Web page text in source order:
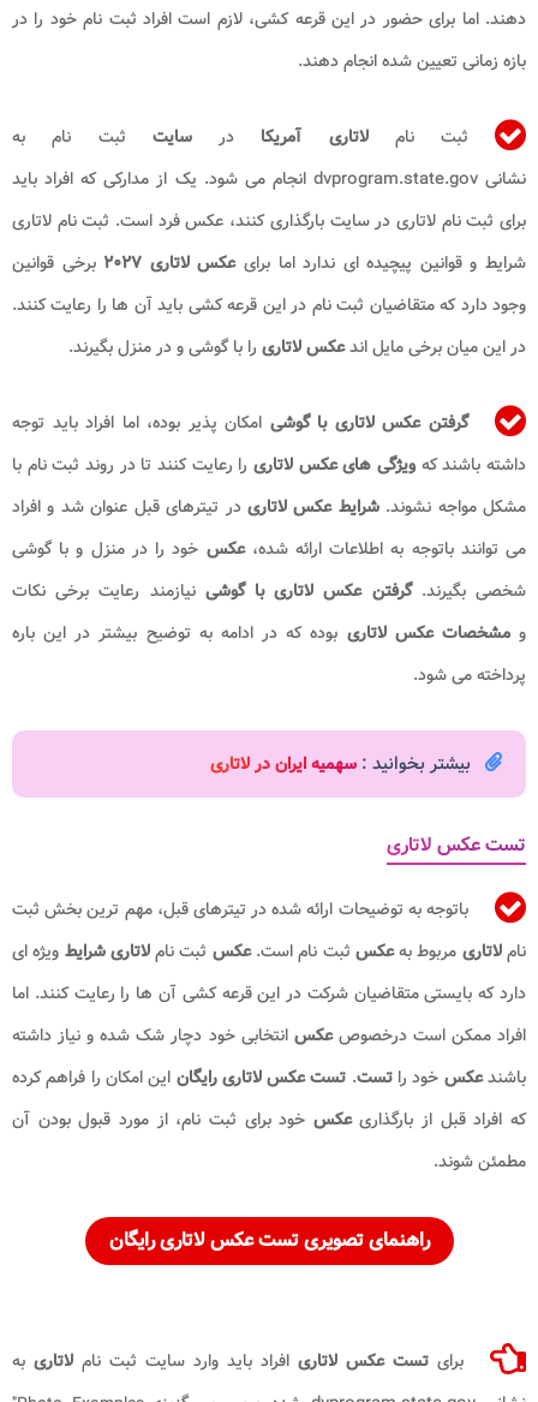
دهند. اما برای حضور در این قرعه کشی، لازم است افراد ثبت نام خود را در
بازه زمانی تعیین شده انجام دهند.
ثبت ناملاتاری آمریکا درسایت ثبت نام به
نشانی dvprogram.state.gov انجام می شود. یک از مدارکی که افراد باید
برای ثبت نام لاتاری در سایت بارگذاری کنند، عکس فرد است. ثبت نام لاتاری
شرایط و قوانین پیچیده ای ندارد اما برایعکس لاتاری ۲۰۲۷
برخی قوانین
وجود دارد که متقاضیان ثبت نام در این قرعه کشی باید آن ها را رعایت کنند.
در این میان برخی مایل اندعکس لاتاری را با گوشی و در منزل بگیرند.
گرفتن عکس لاتاری با گوشی امکان پذیر بوده، اما افراد باید توجه
داشته باشند که ویژگی های عکس لاتاری را رعایت کنند تا در روند ثبت نام با
مشکل مواجه نشوند.شرایط عکس لاتاری در تیترهای قبل عنوان شد و افراد
می توانند باتوجه به اطلاعات ارائه شده،عکس خود را در منزل و با گوشی
شخصی بگیرند.گرفتن عکس لاتاری با گوشی نیازمند رعایت برخی نکات
ومشخصات عکس لاتاری بوده که در ادامه به توضیح بیشتر در این باره
پرداخته می شود.
بیشتر بخوانید : سهمیه ایران در لاتاری
تست عکس لاتاری
باتوجه به توضیحات ارائه شده در تیترهای قبل، مهم ترین بخش ثبت
ناملاتاری مربوط بهعکس ثبت نام است.عکس ثبت ناملاتاری شرایط ویژه ای
دارد که بایستی متقاضیان شرکت در این قرعه کشی آن ها را رعایت کنند. اما
افراد ممکن است درخصوصعکس انتخابی خود دچار شک شده و نیاز داشته
باشندعکس خود راتست. تست عکس لاتاری رایگان این امکان را فراهم کرده
که افراد قبل از بارگذاریعکس خود برای ثبت نام، از مورد قبول بودن آن
مطمئن شوند.
راهنمای تصویری تست عکس لاتاری رایگان
برای تست عکس لاتاری افراد باید وارد سایت ثبت نام لاتاری به